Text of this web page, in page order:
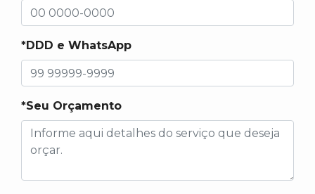
*DDD e WhatsApp
*Seu Orçamento